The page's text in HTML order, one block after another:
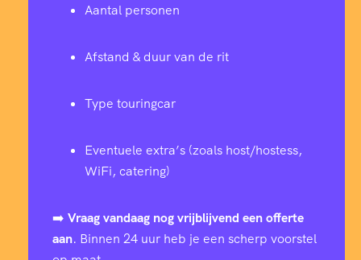
Aantal personen
Afstand & duur van de rit
Type touringcar
Eventuele extra’s (zoals host/hostess,
WiFi, catering)
➡️ Vraag vandaag nog vrijblijvend een offerte
aan. Binnen 24 uur heb je een scherp voorstel